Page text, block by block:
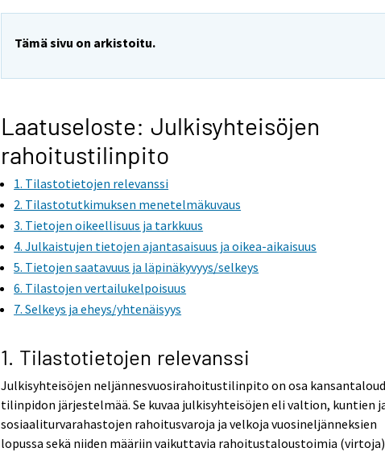
Tämä sivu on arkistoitu.
Laatuseloste: Julkisyhteisöjen
rahoitustilinpito
1. Tilastotietojen relevanssi
2. Tilastotutkimuksen menetelmäkuvaus
3. Tietojen oikeellisuus ja tarkkuus
4. Julkaistujen tietojen ajantasaisuus ja oikea-aikaisuus
5. Tietojen saatavuus ja läpinäkyvyys/selkeys
6. Tilastojen vertailukelpoisuus
7. Selkeys ja eheys/yhtenäisyys
1. Tilastotietojen relevanssi
Julkisyhteisöjen neljännesvuosirahoitustilinpito on osa
tilinpidon järjestelmää. Se kuvaa julkisyhteisöjen eli valtion, kuntien
sosiaaliturvarahastojen rahoitusvaroja ja velkoja vuosineljänneksien
lopussa sekä niiden määriin vaikuttavia rahoitustaloustoimia (virtoja)